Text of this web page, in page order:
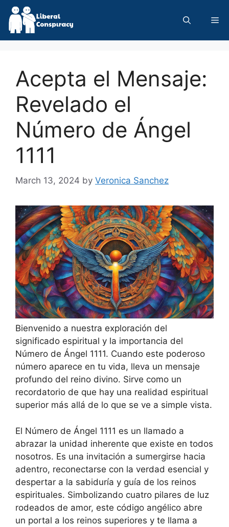
Skip
content
Acepta el Mensaje:
Revelado el
Número de Ángel
1111
March 13, 2024 by Veronica Sanchez
Bienvenido a nuestra exploración del
significado espiritual y la importancia del
Número de Ángel 1111. Cuando este poderoso
número aparece en tu vida, lleva un mensaje
profundo del reino divino. Sirve como un
recordatorio de que hay una realidad espiritual
superior más allá de lo que se ve a simple vista.
El Número de Ángel 1111 es un llamado a
abrazar la unidad inherente que existe en todos
nosotros. Es una invitación a sumergirse hacia
adentro, reconectarse con la verdad esencial y
despertar a la sabiduría y guía de los reinos
espirituales. Simbolizando cuatro pilares de luz
rodeados de amor, este código angélico abre
un portal a los reinos superiores y te llama a